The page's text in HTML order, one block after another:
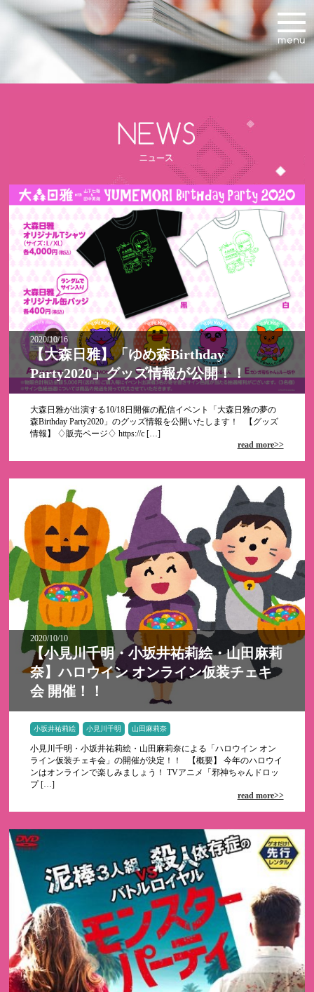
2020/10/16
【大森日雅】「ゆめ森Birthday
Party2020」グッズ情報が公開！！
大森日雅が出演する10/18日開催の配信イベント「大森日雅の夢の
森Birthday Party2020」のグッズ情報を公開いたします！ 【グッズ
情報】 ♢販売ページ♢ https://c […]
read more>>
2020/10/10
【小見川千明・小坂井祐莉絵・山田麻莉
奈】ハロウイン オンライン仮装チェキ
会 開催！！
小坂井祐莉絵 小見川千明 山田麻莉奈
小見川千明・小坂井祐莉絵・山田麻莉奈による「ハロウイン オン
ライン仮装チェキ会」の開催が決定！！ 【概要】 今年のハロウイ
ンはオンラインで楽しみましょう！ TVアニメ「邪神ちゃんドロッ
プ […]
read more>>